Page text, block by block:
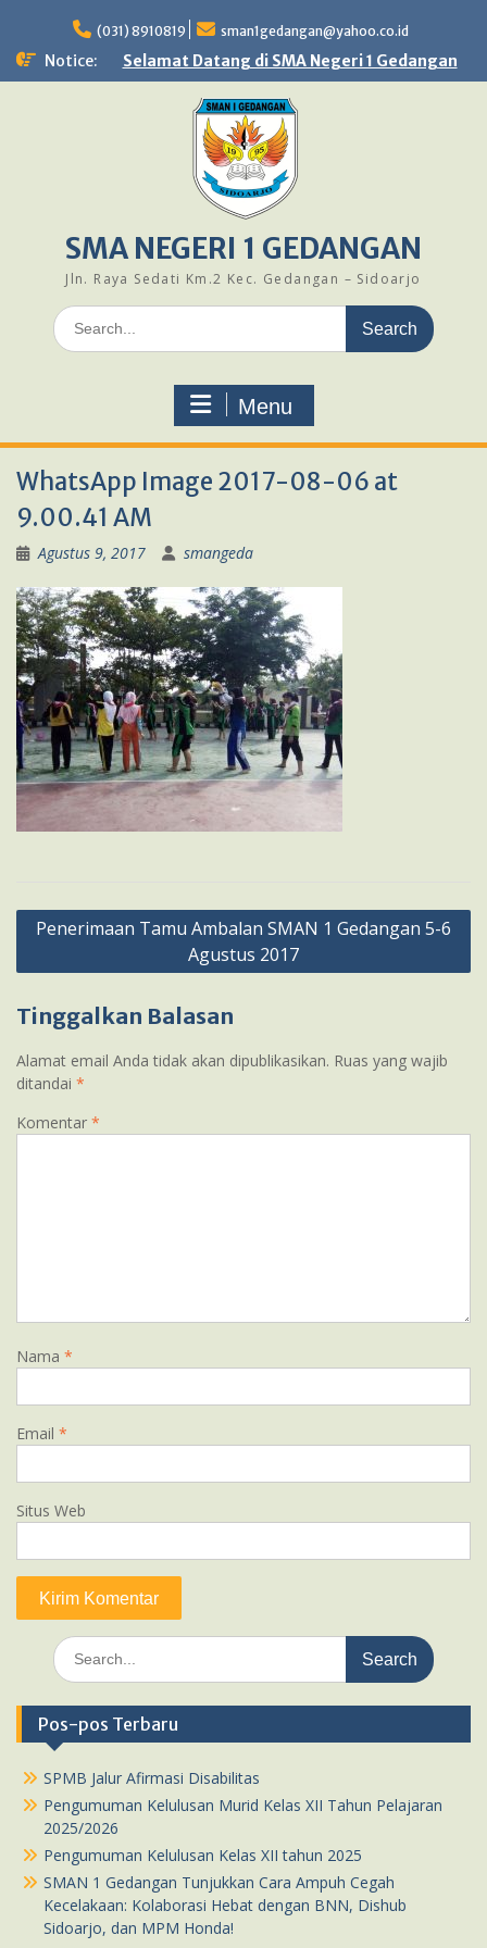
content
(031) 8910819 sman1gedangan@yahoo.co.id
Notice: Selamat Datang di SMA Negeri 1 Gedangan
SMA NEGERI 1 GEDANGAN
Jln. Raya Sedati Km.2 Kec. Gedangan – Sidoarjo
Search
for:
Menu
WhatsApp Image 2017-08-06 at
9.00.41 AM
Agustus 9, 2017 smangeda
Navigasi
Penerimaan Tamu Ambalan SMAN 1 Gedangan 5-6
Agustus 2017
Tinggalkan Balasan
Alamat email Anda tidak akan dipublikasikan. Ruas yang wajib
ditandai *
Komentar *
Nama *
Email *
Situs Web
Search
for:
Pos-pos Terbaru
SPMB Jalur Afirmasi Disabilitas
Pengumuman Kelulusan Murid Kelas XII Tahun Pelajaran
2025/2026
Pengumuman Kelulusan Kelas XII tahun 2025
SMAN 1 Gedangan Tunjukkan Cara Ampuh Cegah
Kecelakaan: Kolaborasi Hebat dengan BNN, Dishub
Sidoarjo, dan MPM Honda!